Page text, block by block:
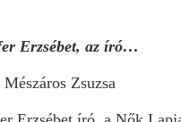
Erzsébet, az író…
Zsuzsa